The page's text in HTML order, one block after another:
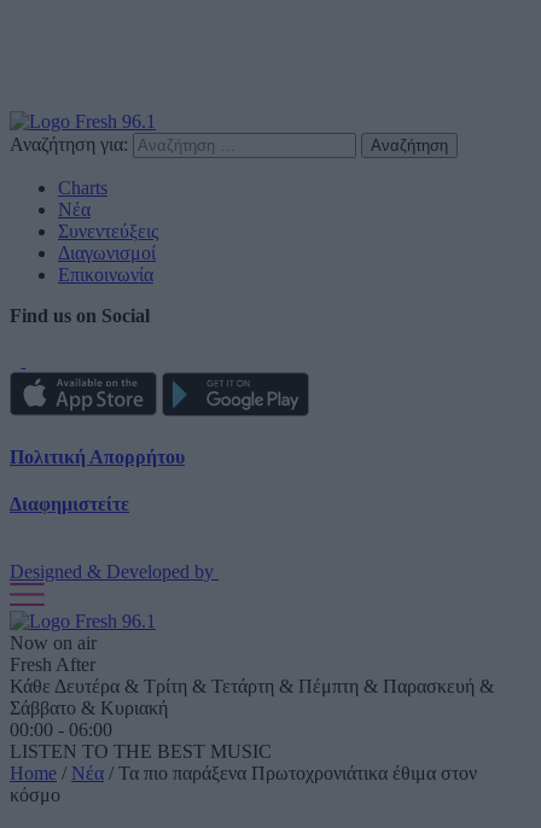
Αναζήτηση για:
Charts
Νέα
Συνεντεύξεις
Διαγωνισμοί
Επικοινωνία
Find us on Social
Πολιτική Απορρήτου
Διαφημιστείτε
Designed & Developed by
Now on air
Fresh After
Κάθε Δευτέρα & Τρίτη & Τετάρτη & Πέμπτη & Παρασκευή &
Σάββατο & Κυριακή
00:00 - 06:00
LISTEN TO THE BEST MUSIC
Home / Νέα / Τα πιο παράξενα Πρωτοχρονιάτικα έθιμα στον
κόσμο